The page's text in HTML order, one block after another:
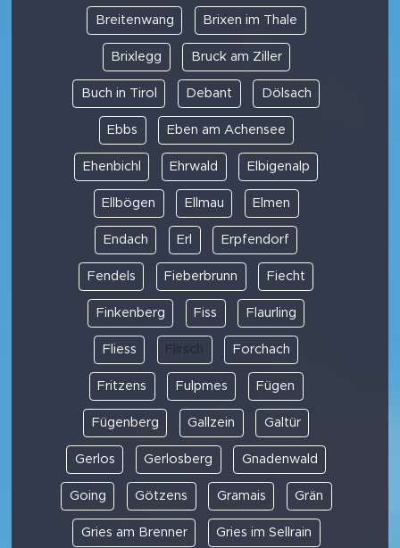
Breitenwang Brixen im Thale
Brixlegg Bruck am Ziller
Buch in Tirol Debant Dölsach
Ebbs Eben am Achensee
Ehenbichl Ehrwald Elbigenalp
Ellbögen Ellmau Elmen
Endach Erl Erpfendorf
Fendels Fieberbrunn Fiecht
Finkenberg Fiss Flaurling
Fliess Flirsch Forchach
Fritzens Fulpmes Fügen
Fügenberg Gallzein Galtür
Gerlos Gerlosberg Gnadenwald
Going Götzens Gramais Grän
Gries am Brenner Gries im Sellrain